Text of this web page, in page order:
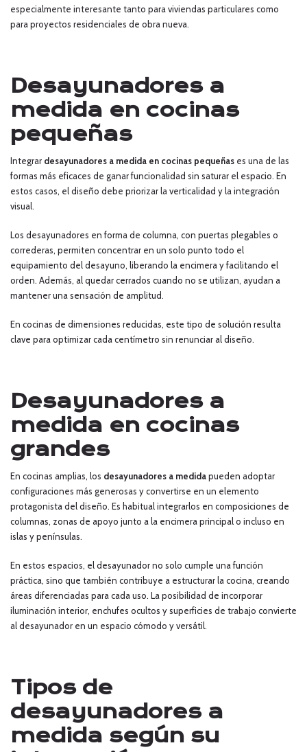
especialmente interesante tanto para viviendas particulares como
para proyectos residenciales de obra nueva.
Desayunadores a
medida en cocinas
pequeñas
Integrar desayunadores a medida en cocinas pequeñas es una de las
formas más eficaces de ganar funcionalidad sin saturar el espacio. En
estos casos, el diseño debe priorizar la verticalidad y la integración
visual.
Los desayunadores en forma de columna, con puertas plegables o
correderas, permiten concentrar en un solo punto todo el
equipamiento del desayuno, liberando la encimera y facilitando el
orden. Además, al quedar cerrados cuando no se utilizan, ayudan a
mantener una sensación de amplitud.
En cocinas de dimensiones reducidas, este tipo de solución resulta
clave para optimizar cada centímetro sin renunciar al diseño.
Desayunadores a
medida en cocinas
grandes
En cocinas amplias, los desayunadores a medidapueden adoptar
configuraciones más generosas y convertirse en un elemento
protagonista del diseño. Es habitual integrarlos en composiciones de
columnas, zonas de apoyo junto a la encimera principal o incluso en
islas y penínsulas.
En estos espacios, el desayunador no solo cumple una función
práctica, sino que también contribuye a estructurar la cocina, creando
áreas diferenciadas para cada uso. La posibilidad de incorporar
iluminación interior, enchufes ocultos y superficies de trabajo convierte
al desayunador en un espacio cómodo y versátil.
Tipos de
desayunadores a
medida según su